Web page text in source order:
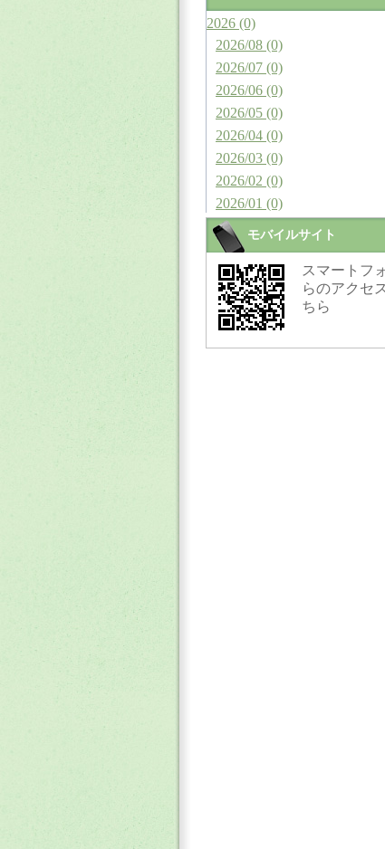
2026 (0)
2026/08 (0)
2026/07 (0)
2026/06 (0)
2026/05 (0)
2026/04 (0)
2026/03 (0)
2026/02 (0)
2026/01 (0)
モバイルサイト
スマートフ
らのアクセ
ちら